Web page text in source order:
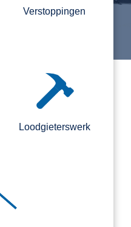
Verstoppingen
Loodgieterswerk